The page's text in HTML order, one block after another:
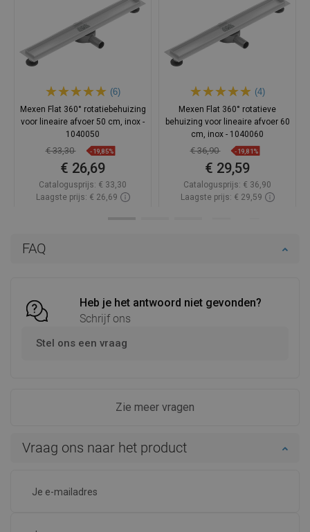
FAQ
Heb je het antwoord niet gevonden?
Schrijf ons
Stel ons een vraag
Zie meer vragen
Vraag ons naar het product
(6)
Mexen Flat 360° rotatiebehuizing
voor lineaire afvoer 50 cm, inox -
1040050
€ 33,30 -19,85%
€ 26,69
Catalogusprijs: € 33,30
Laagste prijs: € 26,69
(4)
Mexen Flat 360° rotatieve
behuizing voor lineaire afvoer 60
cm, inox - 1040060
€ 36,90 -19,81%
€ 29,59
Catalogusprijs: € 36,90
Laagste prijs: € 29,59